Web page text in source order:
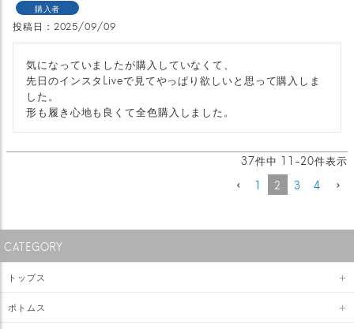
購入者
投稿日 2025/09/09
気になっていましたが購入していなくて、
先日のインスタLiveで見てやっぱり欲しいと思って購入しま
した。
形も履き心地も良くて全色購入しました。
37件中 11 -20件表示
1
2 3 4
CATEGORY
トップス
ボトムス